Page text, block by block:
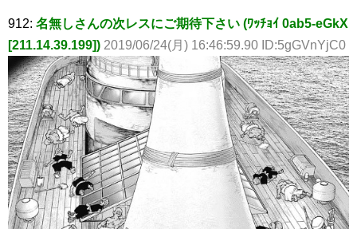
912: 名無しさんの次レスにご期待下さい (ﾜｯﾁｮｲ 0ab5-eGkX
[211.14.39.199]) 2019/06/24(月) 16:46:59.90 ID:5gGVnYjC0